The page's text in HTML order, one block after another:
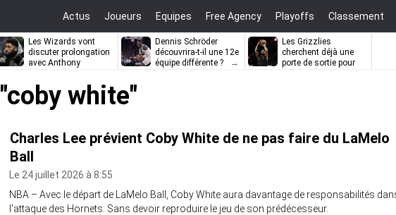
Actus Joueurs Equipes Free Agency Playoffs Classement
Les Wizards vont
discuter prolongation
avec Anthony
Dennis Schröder
découvrira-t-il une 12e
équipe différente ?
Les Grizzlies
cherchent déjà une
porte de sortie pour
"coby white"
Charles Lee prévient Coby White de ne pas faire du LaMelo
Ball
Le 24 juillet 2026 à 8:55
NBA – Avec le départ de LaMelo Ball, Coby White aura davantage de responsabilités
l’attaque des Hornets. Sans devoir reproduire le jeu de son prédécesseur.